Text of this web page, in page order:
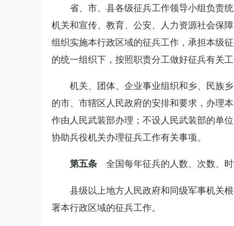
省、市、县各级征兵工作领导小组负责
机关和宣传、教育、公安、人力资源社会保
组织实施本行政区域的征兵工作，承担本级
的统一组织下，按照职责分工做好征兵有关工
机关、团体、企业事业组织和乡、民族
的市、市辖区人民政府的安排和要求，办理
作由人民武装部办理；不设人民武装部的单
协助兵役机关办理征兵工作有关事项。
第五条 全国每年征兵的人数、次数、
县级以上地方人民政府和同级军事机关
署本行政区域的征兵工作。